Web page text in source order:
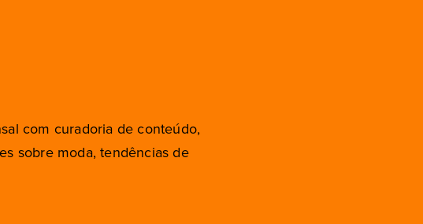
com curadoria de conteúdo,
sobre moda, tendências de